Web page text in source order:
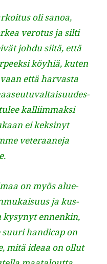
oli sanoa,
vero­tus ja silti
johdu siitä, että
köy­hiä, kuten
että har­vas­ta
kalli­im­mak­si
ei keksinyt
vet­er­aane­ja
on myös alue­
ja kus­
kysynyt ennenkin,
hand­i­cap on
mitä ideaa on ollut